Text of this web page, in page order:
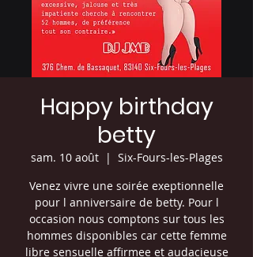
Happy birthday
betty
sam. 10 août
  |
Six-Fours-les-Plages
Venez vivre une soirée exeptionnelle
pour l anniversaire de betty. Pour l
occasion nous comptons sur tous les
hommes disponibles car cette femme
libre sensuelle affirmee et audacieuse